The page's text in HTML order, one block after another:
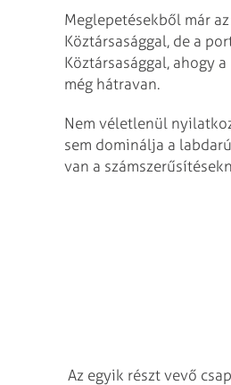
Meglepetésekből már
Köztársasággal, de a
Köztársasággal, ahogy
még hátravan.
Nem véletlenül
sem dominálja a
van a
Az egyik részt vevő